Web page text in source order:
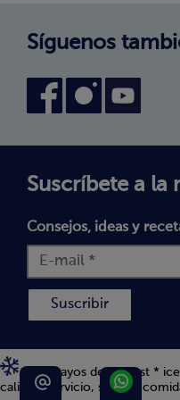
Declaración de
Política de Cookies
Términos y
Síguenos
Suscríbete a la
Consejos, ideas y
Suscribir
Los 5 rayos de bofrost *
calidad, servicio, sabor y